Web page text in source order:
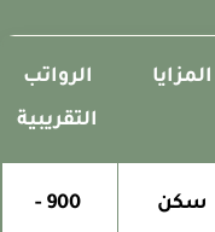
الرواتب
التقريبية
900 -